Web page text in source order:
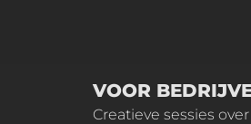
VOOR
Creatieve sessies over aandacht, verbinding en maatschappelijke